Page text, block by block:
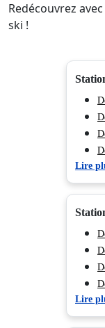
Redécouvrez
ski !
Lire
Lire